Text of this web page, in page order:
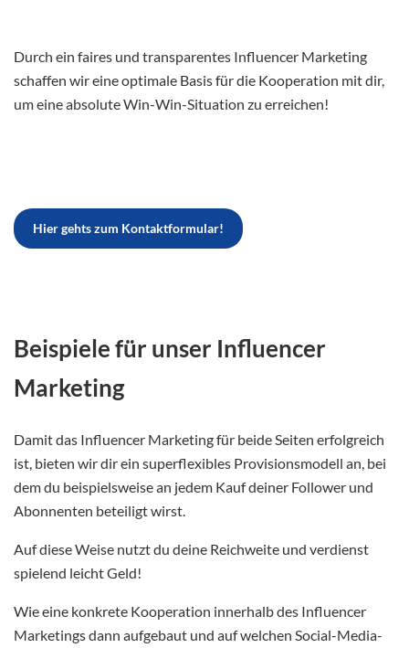
Durch ein faires und transparentes Influencer Marketing
schaffen wir eine optimale Basis für die Kooperation mit dir,
um eine absolute Win-Win-Situation zu erreichen!
Hier gehts zum Kontaktformular!
Beispiele für unser Influencer
Marketing
Damit das Influencer Marketing für beide Seiten erfolgreich
ist, bieten wir dir ein superflexibles Provisionsmodell an, bei
dem du beispielsweise an jedem Kauf deiner Follower und
Abonnenten beteiligt wirst.
Auf diese Weise nutzt du deine Reichweite und verdienst
spielend leicht Geld!
Wie eine konkrete Kooperation innerhalb des Influencer
Marketings dann aufgebaut und auf welchen Social-Media-